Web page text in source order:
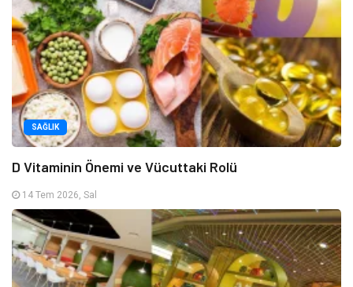
SAĞLIK
D Vitaminin Önemi ve Vücuttaki Rolü
14 Tem 2026, Sal